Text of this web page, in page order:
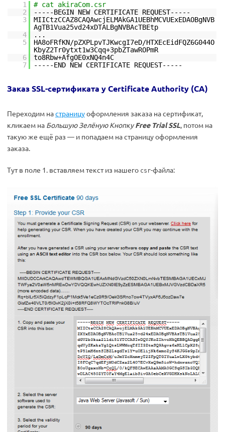
1
# cat akiraCom.csr
2
-----BEGIN NEW CERTIFICATE REQUEST-----
3
MIICtzCCAZ8CAQAwcjELMAkGA1UEBhMCVUExEDAOBgNVB
AgTB1Vua25vd24xDTALBgNVBAcTBEtp
4
...
5
HA8oFRfKN/pZXPLpvTJKwcgI7eD/HTXEcEidFQZ6G044O
KbyZ2Tr0ytxt1w3Cqq+3pbZTawROPmR
6
to8Rbw+AfgOE0xNQ4n4C
7
-----END NEW CERTIFICATE REQUEST-----
Заказ SSL-сертификата у Certificate Authority (CA)
Переходим настраницуоформления заказа на сертификат,
кликаем на Большую Зелёную Кнопку Free Trial SSL, потом на
такую же ещё раз — и попадаем на страницу оформления
заказа.
Тут в поле 1. вставляем текст из нашего csr-файла: